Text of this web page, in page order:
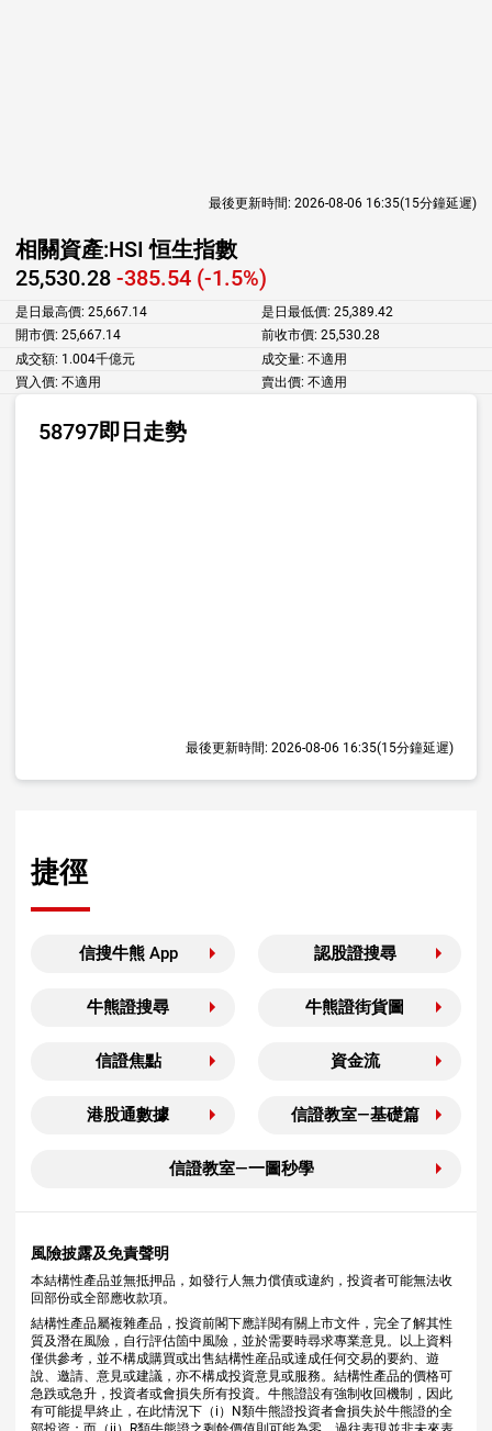
最後更新時間: 2026-08-06 16:35(15分鐘延遲)
相關資產:HSI 恒生指數
25,530.28 -385.54 (-1.5%)
是日最高價: 25,667.14 是日最低價: 25,389.42
開市價: 25,667.14 前收市價: 25,530.28
成交額: 1.004千億元 成交量: 不適用
買入價: 不適用 賣出價: 不適用
58797即日走勢
最後更新時間: 2026-08-06 16:35(15分鐘延遲)
捷徑
信搜牛熊 App 認股證搜尋
牛熊證搜尋 牛熊證街貨圖
信證焦點 資金流
港股通數據 信證教室—基礎篇
信證教室—一圖秒學
風險披露及免責聲明
本結構性產品並無抵押品，如發行人無力償債或違約，投資者可能無法收
回部份或全部應收款項。
結構性產品屬複雜產品，投資前閣下應詳閱有關上市文件，完全了解其性
質及潛在風險，自行評估箇中風險，並於需要時尋求專業意見。以上資料
僅供參考，並不構成購買或出售結構性産品或達成任何交易的要約、遊
說、邀請、意見或建議，亦不構成投資意見或服務。結構性產品的價格可
急跌或急升，投資者或會損失所有投資。牛熊證設有強制收回機制，因此
有可能提早終止，在此情況下（i）N類牛熊證投資者會損失於牛熊證的全